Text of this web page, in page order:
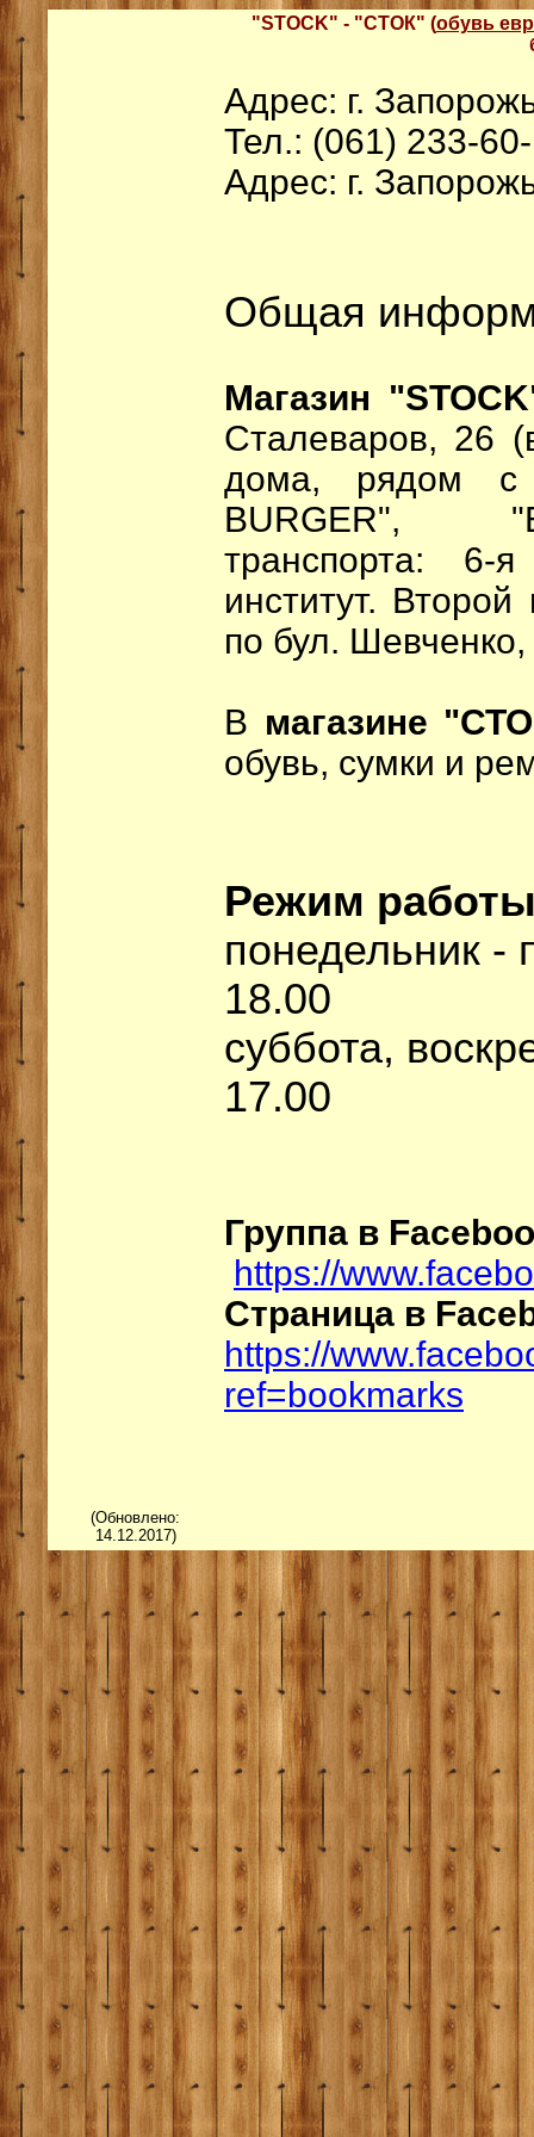
"STOCK" - "СТОК" (обувь
Адрес: г.
Тел.: (061) 233-
Адрес: г.
Общая
Магазин
Сталеваров, 26
дома, рядом с
BURGER",
транспорта: 6-
институт.
по бул. Шевченко,
В магазине
обувь, сумки и
Режим
понедельник -
18.00
суббота,
17.00
Группа в
https://
Страница в
https://
ref=bookmarks
(Обновлено:
14.12.2017)